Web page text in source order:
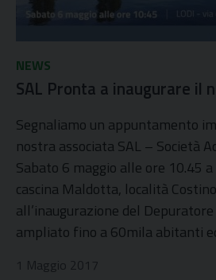
NEWS
SAL Pronta a inaugurare il
Segnaliamo un appuntamento
nostra associata SAL – Società
Sabato 6 maggio alle ore 10.45
cascina Maldotta, località
all’inaugurazione del
ampliato fino a 60mila abitanti
1 Maggio 2017